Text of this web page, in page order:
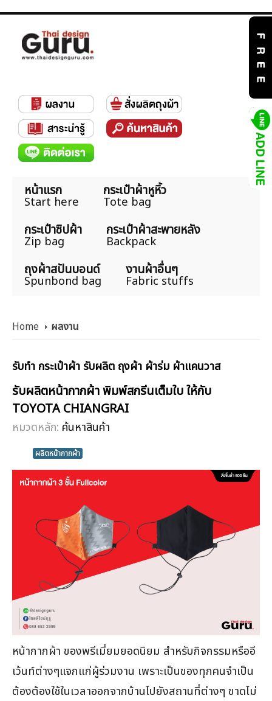
หน้าแรก
Start here
กระเป๋าผ้าหูหิ้ว
Tote bag
กระเป๋าซิปผ้า
Zip bag
กระเป๋าผ้าสะพายหลัง
Backpack
ถุงผ้าสปันบอนด์
Spunbond bag
งานผ้าอื่นๆ
Fabric stuffs
Home ผลงาน
รับทำ กระเป๋าผ้า รับผลิต ถุงผ้า ผ้าร่ม ผ้าแคนวาส
รับผลิตหน้ากากผ้า พิมพ์สกรีนเต็มใบ ให้กับ
TOYOTA CHIANGRAI
หมวดหลัก: ค้นหาสินค้า
ผลิตหน้ากากผ้า
หน้ากากผ้า ของพรีเมี่ยมยอดนิยม สำหรับกิจกรรมหรืออี
เว้นท์ต่างๆแจกแก่ผู้ร่วมงาน เพราะเป็นของทุกคนจำเป็น
ต้องต้องใช้ในเวลาออกจากบ้านไปยังสถานที่ต่างๆ ขาดไม่